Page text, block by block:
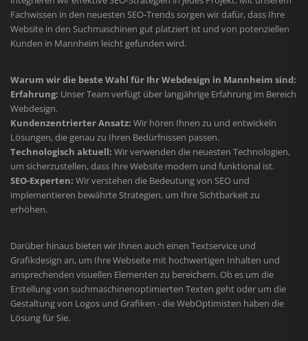
Fachwissen in den neuesten SEO-Trends sorgen wir dafür, dass Ihre
Website in den Suchmaschinen gut platziert ist und von potenziellen
Kunden in Mannheim leicht gefunden wird.
Warum wir die beste Wahl für Ihr Webdesign in Mannheim sind:
Erfahrung: Unser Team verfügt über langjährige Erfahrung im Bereich
Webdesign.
Kundenzentrierter Ansatz: Wir hören Ihnen zu und entwickeln
Lösungen, die genau zu Ihren Bedürfnissen passen.
Technologisch aktuell: Wir verwenden die neuesten Technologien,
um sicherzustellen, dass Ihre Website modern und funktional ist.
SEO-Experten: Wir verstehen die Bedeutung von SEO und
implementieren bewährte Strategien, um Ihre Sichtbarkeit zu
erhöhen.
Darüber hinaus bieten wir Ihnen auch einen Textservice und
Grafikdesign an, um Ihre Webseite mit hochwertigen Inhalten und
ansprechenden visuellen Elementen zu bereichern. Ob es um die
Erstellung von suchmaschinenoptimierten Texten geht oder um die
Gestaltung von Logos und Grafiken - die WebOptimisten haben die
Lösung für Sie.